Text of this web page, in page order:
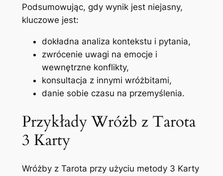
Podsumowując, gdy wynik jest niejasny,
kluczowe jest:
dokładna analiza kontekstu i pytania,
zwrócenie uwagi na emocje i
wewnętrzne konflikty,
konsultacja z innymi wróżbitami,
danie sobie czasu na przemyślenia.
Przykłady Wróżb z Tarota
3 Karty
Wróżby z Tarota przy użyciu metody 3 Karty